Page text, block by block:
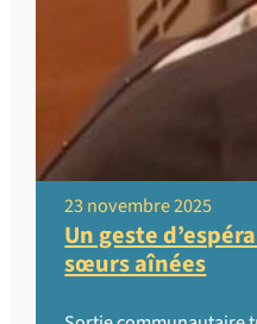
23 novembre 2025
Un geste
sœurs aînées